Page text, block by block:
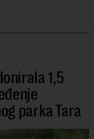
1,5
parka Tara